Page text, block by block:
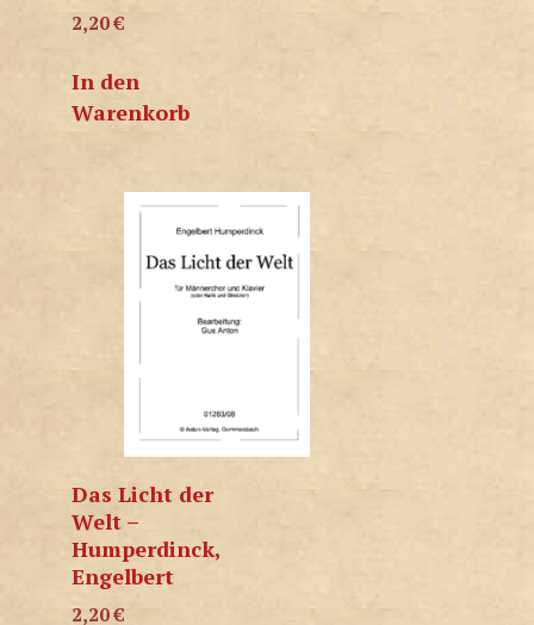
2,20€
In den
Warenkorb
Das Licht der
Welt –
Humperdinck,
Engelbert
2,20€